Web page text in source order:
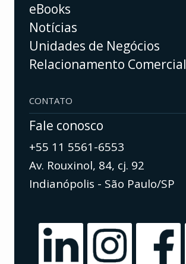
eBooks
Notícias
Unidades de Negócios
Relacionamento Comercial
CONTATO
Fale conosco
+55 11 5561-6553
Av. Rouxinol, 84, cj. 92
Indianópolis - São Paulo/SP